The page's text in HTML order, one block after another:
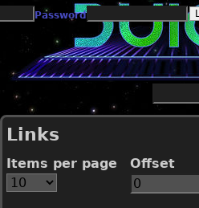
Jump to
Password
Links
Items per page Offset